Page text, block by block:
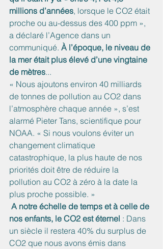
millions d’années, lorsque le CO2 était
proche ou au-dessus des 400 ppm »,
a déclaré l’Agence dans un
communiqué. À l’époque, le niveau de
la mer était plus élevé d’une vingtaine
de mètres...
« Nous ajoutons environ 40 milliards
de tonnes de pollution au CO2 dans
l’atmosphère chaque année », s’est
alarmé Pieter Tans, scientifique pour
NOAA. « Si nous voulons éviter un
changement climatique
catastrophique, la plus haute de nos
priorités doit être de réduire la
pollution au CO2 à zéro à la date la
plus proche possible. »
nos enfants, le CO2 est éternel : Dans
un siècle il restera 40% du surplus de
CO2 que nous avons émis dans